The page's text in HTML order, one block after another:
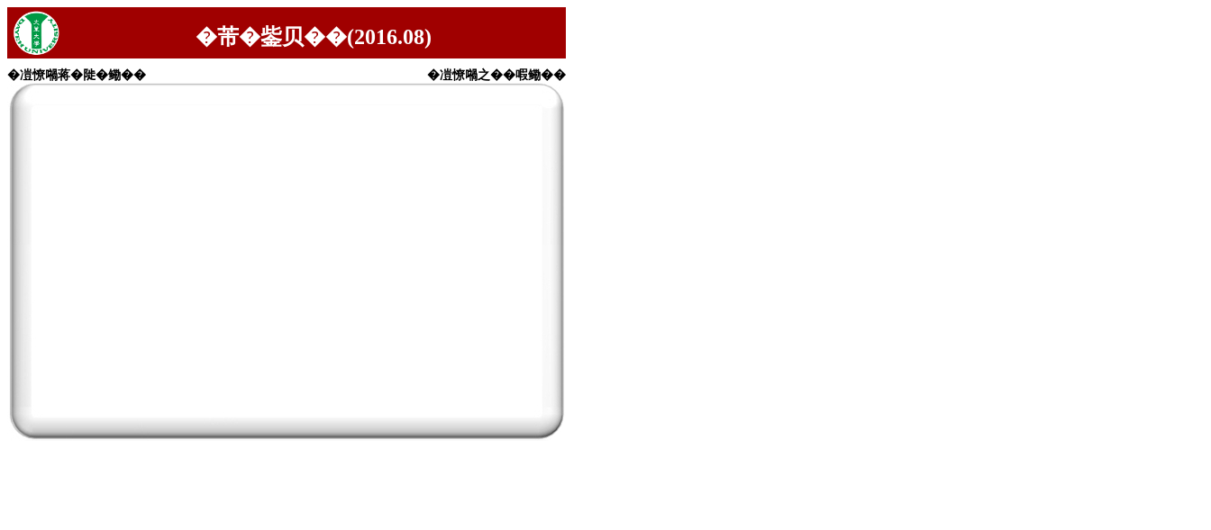
�芾�鈭贝��(2016.08)
�凒憭𡁜蒋�𨺗�鳓�� �凒憭𡁜之��㗇鳓��